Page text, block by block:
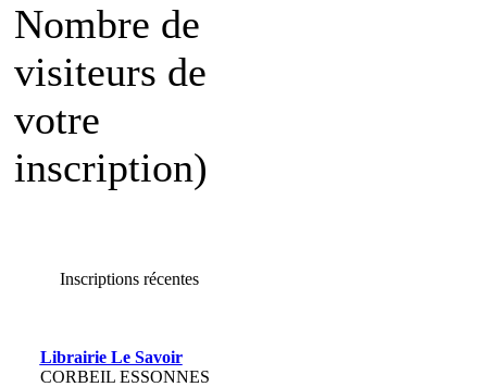
Nombre de
visiteurs de
votre
inscription)
Inscriptions récentes
Librairie Le Savoir
CORBEIL ESSONNES